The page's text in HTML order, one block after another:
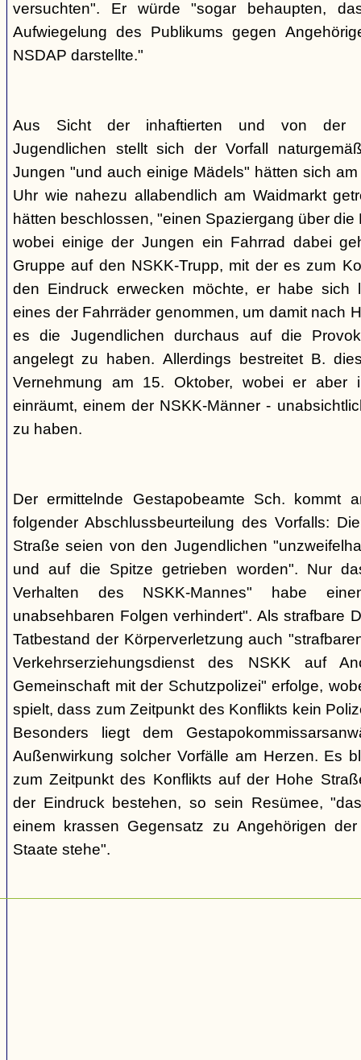
versuchten". Er würde "sogar behaupten,
Aufwiegelung des Publikums gegen
NSDAP darstellte."
Aus Sicht der inhaftierten und von der
Jugendlichen stellt sich der Vorfall
Jungen "und auch einige Mädels" hätten sich
Uhr wie nahezu allabendlich am Waidmarkt
hätten beschlossen, "einen Spaziergang über
wobei einige der Jungen ein Fahrrad dabei
Gruppe auf den NSKK-Trupp, mit der es zum
den Eindruck erwecken möchte, er habe sich
eines der Fahrräder genommen, um damit nach
es die Jugendlichen durchaus auf die
angelegt zu haben. Allerdings bestreitet B.
Vernehmung am 15. Oktober, wobei er aber
einräumt, einem der NSKK-Männer -
zu haben.
Der ermittelnde Gestapobeamte Sch. kommt
folgender Abschlussbeurteilung des Vorfalls:
Straße seien von den Jugendlichen
und auf die Spitze getrieben worden". Nur
Verhalten des NSKK-Mannes" habe
unabsehbaren Folgen verhindert". Als strafbare
Tatbestand der Körperverletzung auch
Verkehrserziehungsdienst des NSKK auf
Gemeinschaft mit der Schutzpolizei" erfolge,
spielt, dass zum Zeitpunkt des Konflikts kein
Besonders liegt dem
Außenwirkung solcher Vorfälle am Herzen. Es
zum Zeitpunkt des Konflikts auf der Hohe
der Eindruck bestehen, so sein Resümee,
einem krassen Gegensatz zu Angehörigen
Staate stehe".